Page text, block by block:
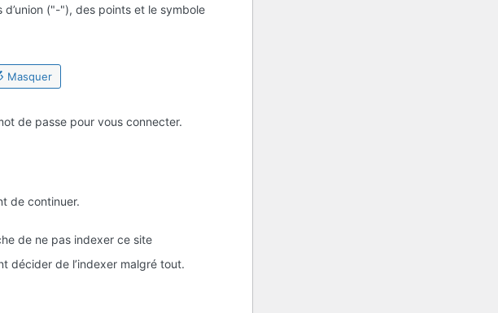
("-"), des points et le symbole
Masquer
de passe pour vous connecter.
de continuer.
de ne pas indexer ce site
décider de l’indexer malgré tout.